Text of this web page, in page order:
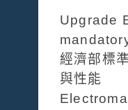
Upgrade
經濟部標
與性能